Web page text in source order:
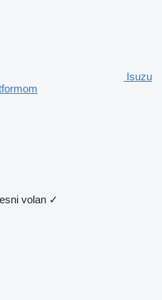
Isuzu
volan ✓